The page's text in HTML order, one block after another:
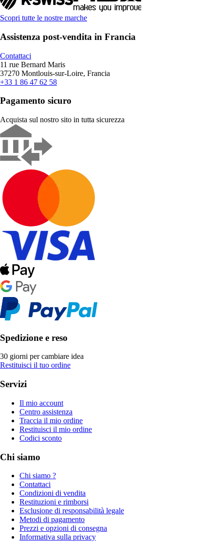
Scopri tutte le nostre marche
Assistenza post-vendita in Francia
Contattaci
11 rue Bernard Maris
37270 Montlouis-sur-Loire, Francia
+33 1 86 47 62 58
Pagamento sicuro
Acquista sul nostro sito in tutta sicurezza
Spedizione e reso
30 giorni per cambiare idea
Restituisci il tuo ordine
Servizi
Il mio account
Centro assistenza
Traccia il mio ordine
Restituisci il mio ordine
Codici sconto
Chi siamo
Chi siamo ?
Contattaci
Condizioni di vendita
Restituzioni e rimborsi
Esclusione di responsabilità legale
Metodi di pagamento
Prezzi e opzioni di consegna
Informativa sulla privacy